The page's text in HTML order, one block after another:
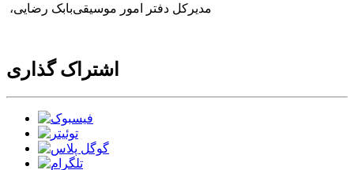
بابک رضایی،مدیرکل دفتر امور موسیقی
اشتراک گذاری